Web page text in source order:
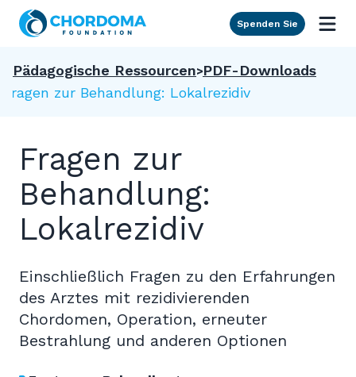
Skip to Main Content
Spenden Sie
Pädagogische Ressourcen PDF-Downloads
Fragen zur Behandlung: Lokalrezidiv
Fragen zur
Behandlung:
Lokalrezidiv
Einschließlich Fragen zu den Erfahrungen
des Arztes mit rezidivierenden
Chordomen, Operation, erneuter
Bestrahlung und anderen Optionen